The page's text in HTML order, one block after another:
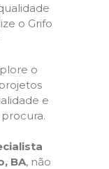
o Grifo
o
e
BA, não